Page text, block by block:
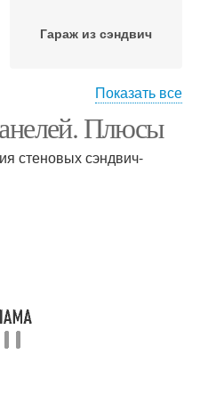
Гараж из сэндвич
Показать все
Плюсы
стеновых сэндвич-